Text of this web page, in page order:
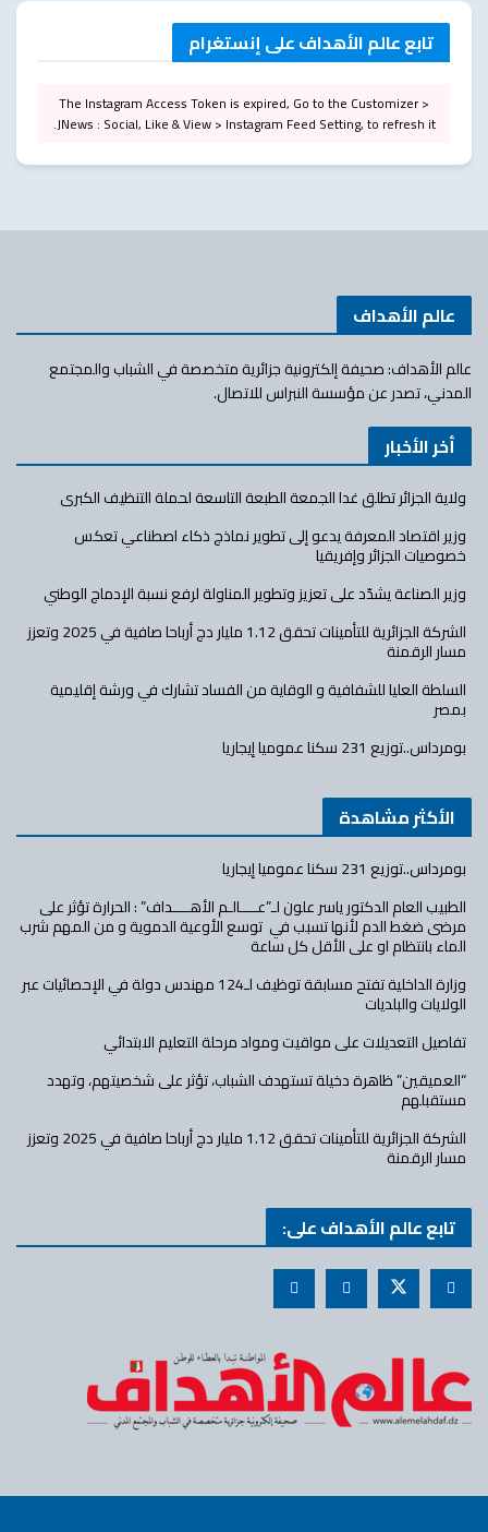
تابع عالم الأهداف على إنستغرام
The Instagram Access Token is expired, Go to the Customizer >
JNews : Social, Like & View > Instagram Feed Setting, to refresh it.
عالم الأهداف
عالم الأهداف: صحيفة إلكترونية جزائرية متخصصة في الشباب والمجتمع
المدني، تصدر عن مؤسسة النبراس للاتصال.
أخر الأخبار
ولاية الجزائر تطلق غدا الجمعة الطبعة التاسعة لحملة التنظيف الكبرى
وزير اقتصاد المعرفة يدعو إلى تطوير نماذج ذكاء اصطناعي تعكس
خصوصيات الجزائر وإفريقيا
وزير الصناعة يشدّد على تعزيز وتطوير المناولة لرفع نسبة الإدماج الوطني
الشركة الجزائرية للتأمينات تحقق 1.12 مليار دج أرباحا صافية في 2025 وتعزز
مسار الرقمنة
السلطة العليا للشفافية و الوقاية من الفساد تشارك في ورشة إقليمية
بمصر
بومرداس..توزيع 231 سكنا عموميا إيجاريا
الأكثر مشاهدة
بومرداس..توزيع 231 سكنا عموميا إيجاريا
الطبيب العام الدكتور ياسر علون لـ”عــــالـم الأهــــداف” : الحرارة تؤثر على
مرضى ضغط الدم لأنها تسبب في توسع الأوعية الدموية و من المهم شرب
الماء بانتظام او على الأقل كل ساعة
وزارة الداخلية تفتح مسابقة توظيف لـ124 مهندس دولة في الإحصائيات عبر
الولايات والبلديات
تفاصيل التعديلات على مواقيت ومواد مرحلة التعليم الابتدائي
“العميقين” ظاهرة دخيلة تستهدف الشباب، تؤثر على شخصيتهم، وتهدد
مستقبلهم
الشركة الجزائرية للتأمينات تحقق 1.12 مليار دج أرباحا صافية في 2025 وتعزز
مسار الرقمنة
تابع عالم الأهداف على: